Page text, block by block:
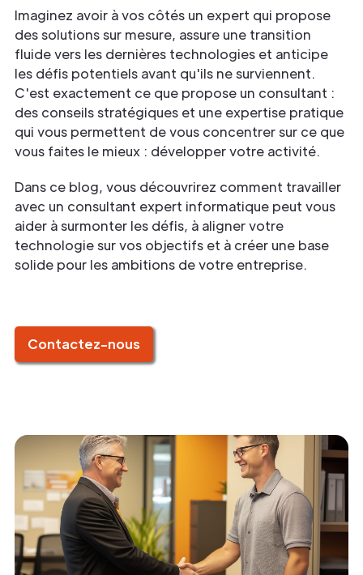
Imaginez avoir à vos côtés un expert qui propose
des solutions sur mesure, assure une transition
fluide vers les dernières technologies et anticipe
les défis potentiels avant qu'ils ne surviennent.
C'est exactement ce que propose un consultant :
des conseils stratégiques et une expertise pratique
qui vous permettent de vous concentrer sur ce que
vous faites le mieux : développer votre activité.
Dans ce blog, vous découvrirez comment travailler
avec un consultant expert informatique peut vous
aider à surmonter les défis, à aligner votre
technologie sur vos objectifs et à créer une base
solide pour les ambitions de votre entreprise.
Contactez-nous